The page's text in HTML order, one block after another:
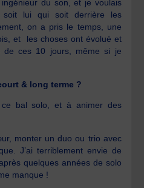
du son, et je voulais
lui qui soit derrière les
on a pris le temps, une
et les choses ont évolué et
de ces 10 jours, même si je
& long terme ?
bal solo, et à animer des
monter un duo ou trio avec
J’ai terriblement envie de
quelques années de solo
manque !